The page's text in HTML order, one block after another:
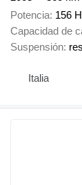
Potencia 156
Capacidad de
Suspensión
Italia